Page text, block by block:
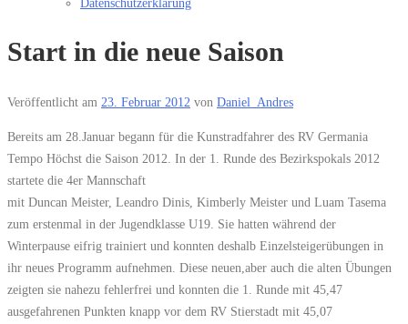
Datenschutzerklärung
Start in die neue Saison
Veröffentlicht am 23. Februar 2012 von Daniel_Andres
Bereits am 28.Januar begann für die Kunstradfahrer des RV Germania
Tempo Höchst die Saison 2012. In der 1. Runde des Bezirkspokals 2012
startete die 4er Mannschaft
mit Duncan Meister, Leandro Dinis, Kimberly Meister und Luam Tasema
zum erstenmal in der Jugendklasse U19. Sie hatten während der
Winterpause eifrig trainiert und konnten deshalb Einzelsteigerübungen in
ihr neues Programm aufnehmen. Diese neuen,aber auch die alten Übungen
zeigten sie nahezu fehlerfrei und konnten die 1. Runde mit 45,47
ausgefahrenen Punkten knapp vor dem RV Stierstadt mit 45,07